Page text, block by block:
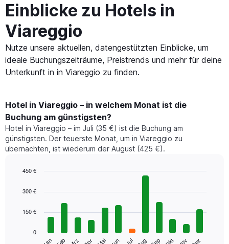
Einblicke zu Hotels in
Viareggio
Nutze unsere aktuellen, datengestützten Einblicke, um
ideale Buchungszeiträume, Preistrends und mehr für deine
Unterkunft in in Viareggio zu finden.
Hotel in Viareggio – in welchem Monat ist die
Buchung am günstigsten?
Hotel in Viareggio – im Juli (35 €) ist die Buchung am
günstigsten. Der teuerste Monat, um in Viareggio zu
übernachten, ist wiederum der August (425 €).
chart
bars.
graphic.
Jul
0
150 €
300 €
450 €